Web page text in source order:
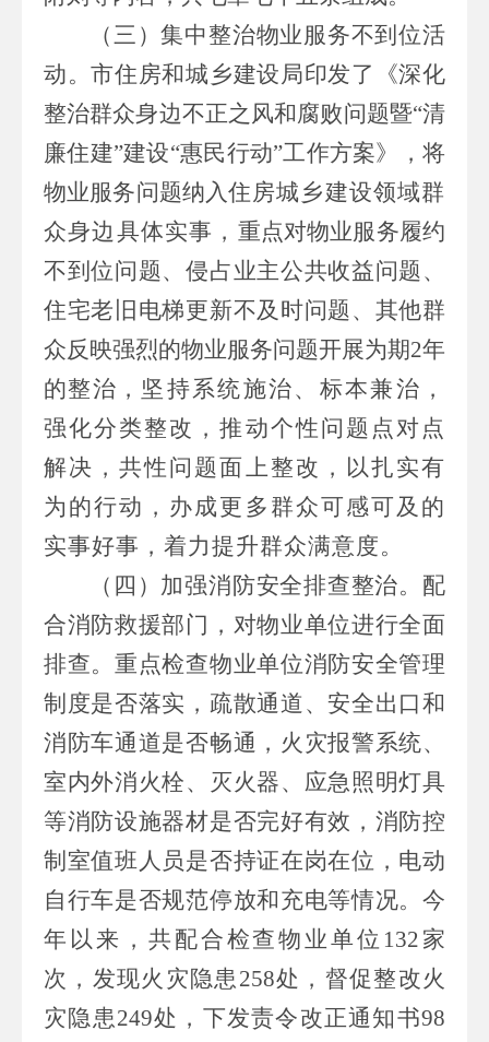
（三）集中整治物业服务不到位活
动。市住房和城乡建设局印发了《深化
整治群众身边不正之风和腐败问题暨“清
廉住建”建设“惠民行动”工作方案》，将
物业服务问题纳入住房城乡建设领域群
众身边具体实事 ， 重点对物业服务履约
不到位问题、侵占业主公共收益问题、
住宅老旧电梯更新不及时问题、其他群
众反映强烈的物业服务问题开展为期2年
的整治， 坚持系统施治、标本兼治，
强化分类整改，推动个性问题点对点
解决，共性问题面上整改 ， 以扎实有
为的行动，办成更多群众可感可及的
实事好事， 着力提升群众满意度。
（四）加强消防安全排查整治。 配
合消防救援部门， 对物业单位进行全面
排查。重点检查物业单位消防安全管理
制度是否落实，疏散通道、安全出口和
消防车通道是否畅通，火灾报警系统、
室内外消火栓、灭火器、应急照明灯具
等消防设施器材是否完好有效，消防控
制室值班人员是否持证在岗在位，电动
自行车是否规范停放和充电等情况。今
年以来， 共配合检查物业单位 132 家
次，发现火灾隐患 258处，督促整改火
灾隐患249处，下发责令改正通知书98